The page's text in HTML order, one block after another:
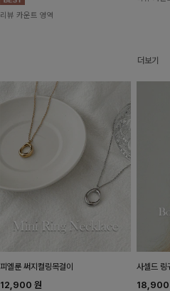
리뷰 카운트 영역
더보기
피엘룬 써지컬링목걸이
12,900 원
사셀드 링